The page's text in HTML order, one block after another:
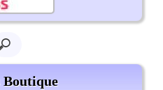
Boutique